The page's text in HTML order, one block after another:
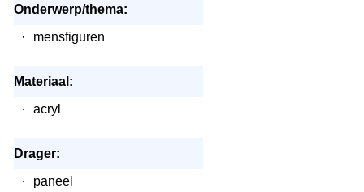
Onderwerp/thema:
·
mensfiguren
Materiaal:
·
acryl
Drager:
·
paneel